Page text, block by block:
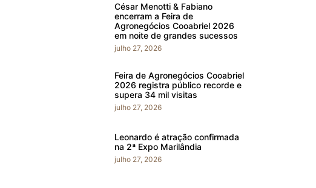
César Menotti & Fabiano
encerram a Feira de
Agronegócios Cooabriel 2026
em noite de grandes sucessos
julho 27, 2026
Feira de Agronegócios Cooabriel
2026 registra público recorde e
supera 34 mil visitas
julho 27, 2026
Leonardo é atração confirmada
na 2ª Expo Marilândia
julho 27, 2026